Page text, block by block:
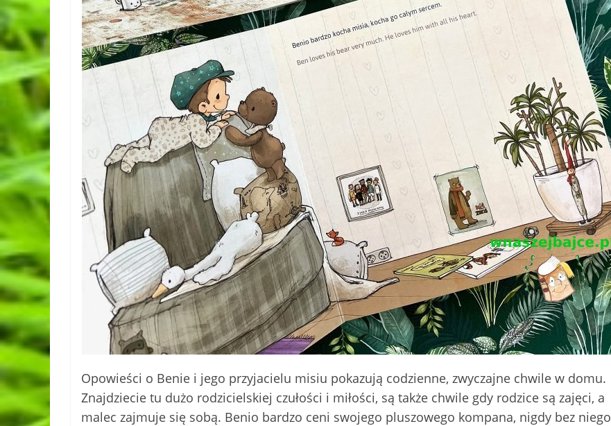
Opowieści o Benie i jego przyjacielu misiu pokazują codzienne, zwyczajne chwile w domu.
Znajdziecie tu dużo rodzicielskiej czułości i miłości, są także chwile gdy rodzice są zajęci, a
malec zajmuje się sobą. Benio bardzo ceni swojego pluszowego kompana, nigdy bez niego